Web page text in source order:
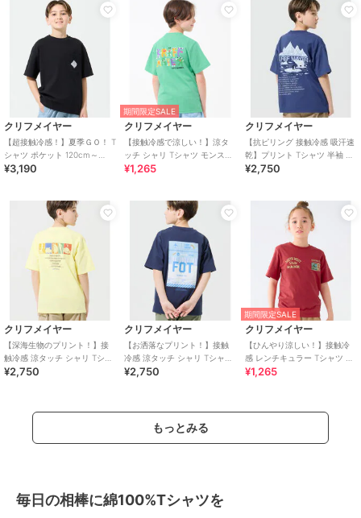
クリフメイヤー
【超接触冷感！】夏季ＧＯ！ T
シャツ ポケット 120cm～
170cm
¥3,190
期間限定SALE
クリフメイヤー
【接触冷感で涼しい！】涼タ
ッチ シャリ Tシャツ モンスタ
ー 120cm～170cm
¥1,265
クリフメイヤー
【抗ピリング 接触冷感 吸汗速
乾】プリント Tシャツ 半袖 北
極 120cm～170cm
¥2,750
クリフメイヤー
【深海生物のプリント！】接
触冷感 涼タッチ シャリ Tシャ
ツ 120cm～170cm
¥2,750
クリフメイヤー
【お洒落なプリント！】接触
冷感 涼タッチ シャリ Tシャツ
120cm～170cm
¥2,750
期間限定SALE
クリフメイヤー
【ひんやり涼しい！】接触冷
感 レンチキュラー Tシャツ 半
袖 120cm～170cm
¥1,265
もっとみる
毎日の相棒に綿100%Tシャツを